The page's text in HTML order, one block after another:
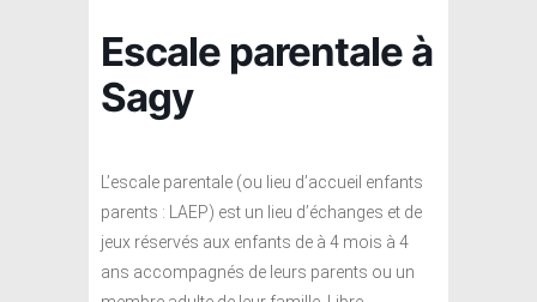
Escale parentale à
Sagy
L’escale parentale (ou lieu d’accueil enfants
parents : LAEP) est un lieu d’échanges et de
jeux réservés aux enfants de à 4 mois à 4
ans accompagnés de leurs parents ou un